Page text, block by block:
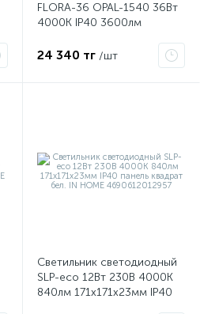
FLORA-36 OPAL-1540 36Вт
4000К IP40 3600лм
CSVT ЦБ000012174
24 340 тг /шт
Светильник светодиодный
SLP-eco 12Вт 230В 4000К
840лм 171х171х23мм IP40